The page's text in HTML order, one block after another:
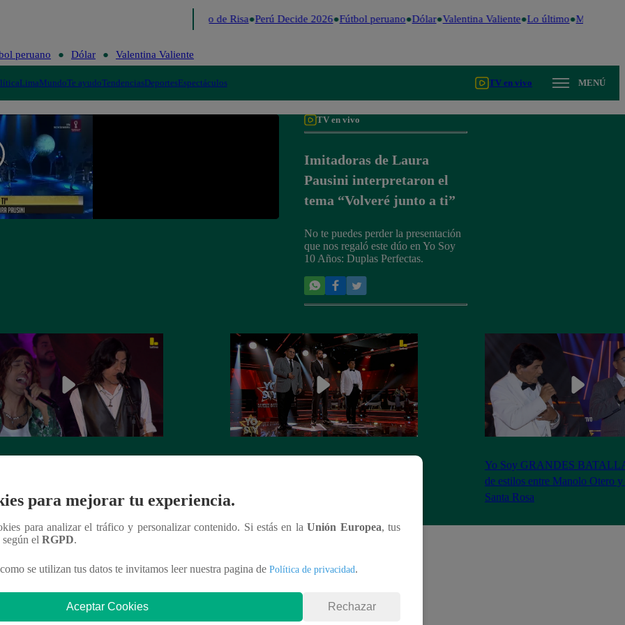
Me Caigo de Risa Perú Decide 2026 Fútbol peruano Dólar Valentina Valiente Lo último Me Caigo
peruano Dólar Valentina Valiente
LimaMundoTe ayudoTendenciasDeportesEspectáculos TV en vivo MENÚ
TV en vivo
Imitadoras de Laura
Pausini interpretaron el
tema “Volveré junto a ti”
No te puedes perder la presentación
que nos regaló este dúo en Yo Soy
10 Años: Duplas Perfectas.
Mateos
Yo Soy GRANDES
de estilos entre Manolo Otero
Santa Rosa
para mejorar tu experiencia.
para analizar el tráfico y personalizar contenido. Si estás en laUnión Europea, tus
según el RGPD.
se utilizan tus datos te invitamos leer nuestra pagina de Política de privacidad.
Aceptar Cookies Rechazar